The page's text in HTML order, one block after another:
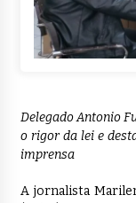
Delegado Antonio
o rigor da lei e
imprensa
A jornalista